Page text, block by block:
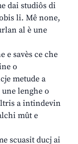
dai studiôs di
li. Mê none,
al è une
savès ce che
o
metude a
lenghe o
a intindevin
mût e
scuasit ducj ai